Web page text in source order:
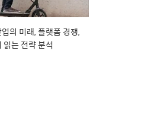
의 미래, 플랫폼 경쟁,
읽는 전략 분석